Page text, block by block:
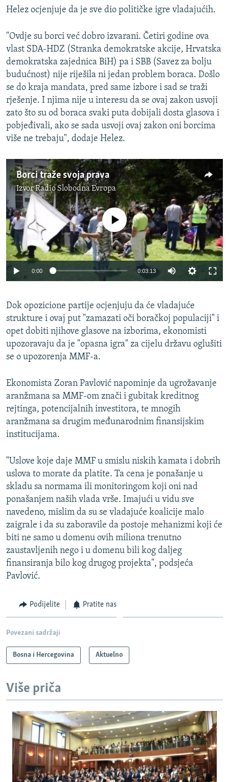
Helez ocjenjuje da je sve dio političke igre vladajućih.
"Ovdje su borci već dobro izvarani. Četiri godine ova
vlast SDA-HDZ (Stranka demokratske akcije, Hrvatska
demokratska zajednica BiH) pa i SBB (Savez za bolju
budućnost) nije riješila ni jedan problem boraca. Došlo
se do kraja mandata, pred same izbore i sad se traži
rješenje. I njima nije u interesu da se ovaj zakon usvoji
zato što su od boraca svaki puta dobijali dosta glasova i
pobjeđivali, ako se sada usvoji ovaj zakon oni borcima
više ne trebaju", dodaje Helez.
Borci traže svoja prava
IzvorRadio Slobodna Evropa
No media source currently available
0:00 0:03:13
Dok opozicione partije ocjenjuju da će vladajuće
strukture i ovaj put "zamazati oči boračkoj populaciji" i
opet dobiti njihove glasove na izborima, ekonomisti
upozoravaju da je "opasna igra" za cijelu državu oglušiti
se o upozorenja MMF-a.
Ekonomista Zoran Pavlović napominje da ugrožavanje
aranžmana sa MMF-om znači i gubitak kreditnog
rejtinga, potencijalnih investitora, te mnogih
aranžmana sa drugim međunarodnim finansijskim
institucijama.
"Uslove koje daje MMF u smislu niskih kamata i dobrih
uslova to morate da platite. Ta cena je ponašanje u
skladu sa normama ili monitoringom koji oni nad
ponašanjem naših vlada vrše. Imajući u vidu sve
navedeno, mislim da su se vladajuće koalicije malo
zaigrale i da su zaboravile da postoje mehanizmi koji će
biti ne samo u domenu ovih miliona trenutno
zaustavljenih nego i u domenu bili kog daljeg
finansiranja bilo kog drugog projekta", podsjeća
Pavlović.
Podijelite Pratite nas
Povezani sadržaji
Bosna i Hercegovina Aktuelno
Više priča